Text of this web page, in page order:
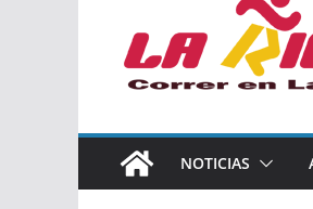
NOTICIAS